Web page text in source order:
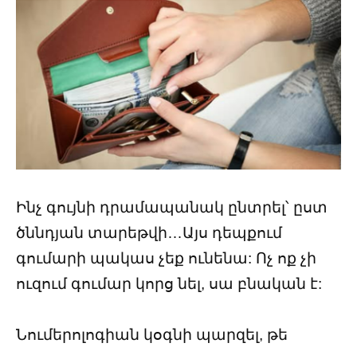
Ինչ գույնի դրամապանակ ընտրել՝ ըստ
ծննդյան տարեթվի…Այս դեպքում
գումարի պակաս չեք ունենա: Ոչ ոք չի
ուզում գումար կորց նել, սա բնական է:
Նումերոլոգիան կօգնի պարզել, թե